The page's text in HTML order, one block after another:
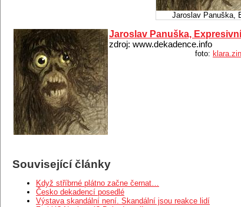
Jaroslav Panuška,
Jaroslav Panuška,
zdroj: www.dekadence.info
foto:
Související články
Když stříbrné plátno začne černat…
Česko dekadencí posedlé
Výstava skandální není. Skandální jsou reakce lidí